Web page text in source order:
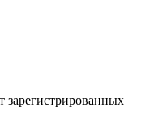
зарегистрированных